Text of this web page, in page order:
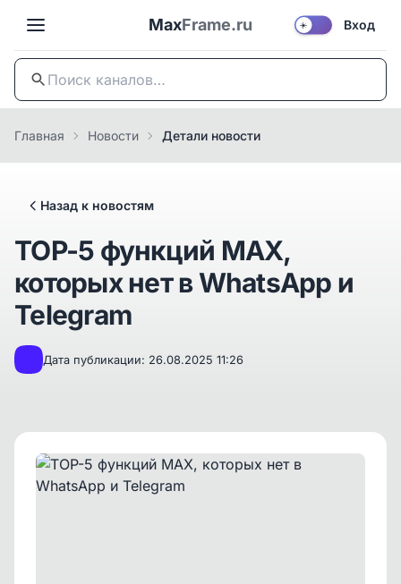
MaxFrame.ru ☀️ Вход
Главная Новости Детали новости
Назад к новостям
TOP-5 функций MAX,
которых нет в WhatsApp и
Telegram
Дата публикации: 26.08.2025 11:26